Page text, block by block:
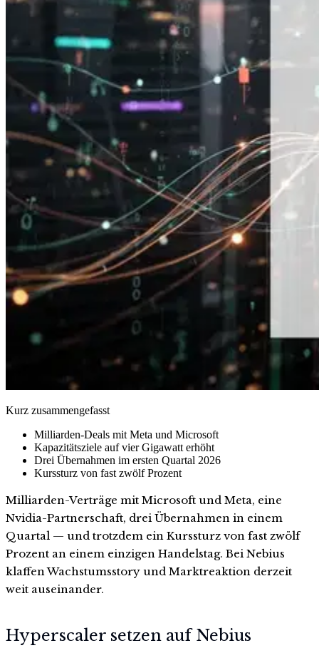
Kurz zusammengefasst
Milliarden-Deals mit Meta und Microsoft
Kapazitätsziele auf vier Gigawatt erhöht
Drei Übernahmen im ersten Quartal 2026
Kurssturz von fast zwölf Prozent
Milliarden-Verträge mit Microsoft und Meta, eine
Nvidia-Partnerschaft, drei Übernahmen in einem
Quartal — und trotzdem ein Kurssturz von fast zwölf
Prozent an einem einzigen Handelstag. Bei Nebius
klaffen Wachstumsstory und Marktreaktion derzeit
weit auseinander.
Hyperscaler setzen auf Nebius